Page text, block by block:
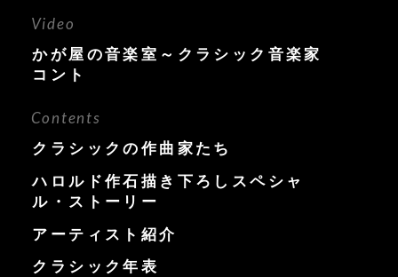
Video
かが屋の音楽室～クラシック音楽家
コント
Contents
クラシックの作曲家たち
ハロルド作石描き下ろしスペシャ
ル・ストーリー
アーティスト紹介
クラシック年表